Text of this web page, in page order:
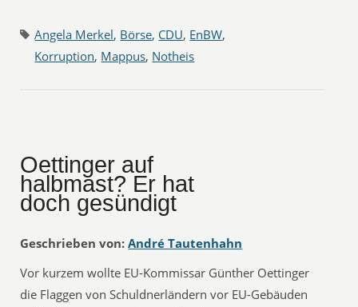
Angela Merkel, Börse, CDU, EnBW,
Korruption, Mappus, Notheis
Oettinger auf
halbmast? Er hat
doch gesündigt
Geschrieben von: André Tautenhahn
Vor kurzem wollte EU-Kommissar Günther Oettinger
die Flaggen von Schuldnerländern vor EU-Gebäuden